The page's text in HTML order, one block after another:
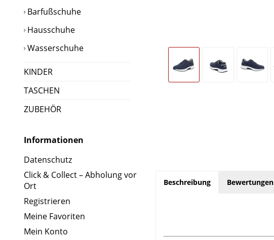
Barfußschuhe
Hausschuhe
Wasserschuhe
KINDER
TASCHEN
ZUBEHÖR
Informationen
Datenschutz
Click & Collect – Abholung vor
Ort
Registrieren
Meine Favoriten
Mein Konto
Beschreibung Bewertungen